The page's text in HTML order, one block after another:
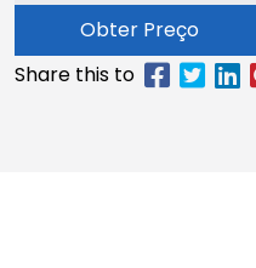
Obter Preço